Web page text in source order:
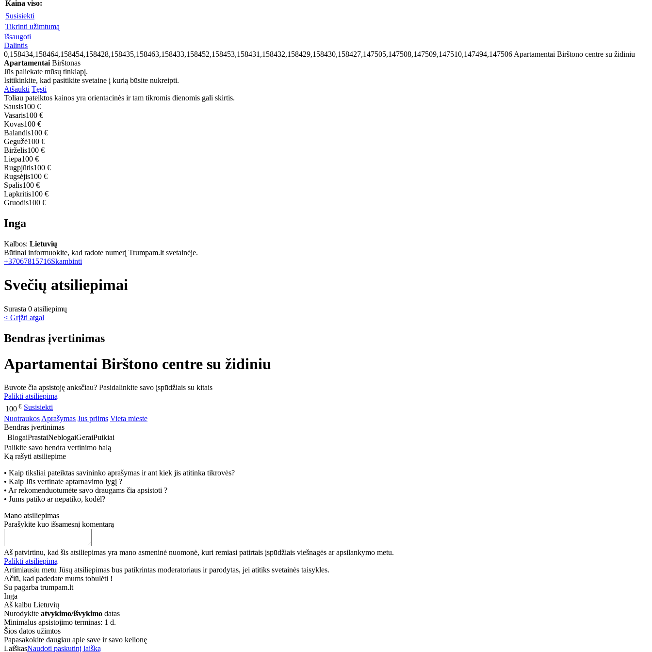
Kaina viso:
Susisiekti
Tikrinti užimtumą
Išsaugoti
Dalintis
0,158434,158464,158454,158428,158435,158463,158433,158452,158453,158431,158432,158429,158430,158427,147505,147508,147509,147510,147494,147506 Apartamentai Birštono centre su židiniu
Apartamentai Birštonas
Jūs paliekate mūsų tinklapį.
Isitikinkite, kad pasitikite svetaine į kurią būsite nukreipti.
Atšaukti Tęsti
Toliau pateiktos kainos yra orientacinės ir tam tikromis dienomis gali skirtis.
Sausis100 €
Vasaris100 €
Kovas100 €
Balandis100 €
Gegužė100 €
Birželis100 €
Liepa100 €
Rugpjūtis100 €
Rugsėjis100 €
Spalis100 €
Lapkritis100 €
Gruodis100 €
Inga
Kalbos: Lietuvių
Būtinai informuokite, kad radote numerį Trumpam.lt svetainėje.
+37067815716Skambinti
Svečių atsiliepimai
Surasta 0 atsiliepimų
< Grįžti atgal
Bendras įvertinimas
Apartamentai Birštono centre su židiniu
Buvote čia apsistoję anksčiau? Pasidalinkite savo įspūdžiais su kitais
Palikti atsiliepimą
100 € Susisiekti
NuotraukosAprašymas Jus priims Vieta mieste
Bendras įvertinimas
BlogaiPrastaiNeblogaiGeraiPuikiai
Palikite savo bendra vertinimo balą
Ką rašyti atsiliepime
• Kaip tiksliai pateiktas savininko aprašymas ir ant kiek jis atitinka tikrovės?
• Kaip Jūs vertinate aptarnavimo lygį ?
• Ar rekomenduotumėte savo draugams čia apsistoti ?
• Jums patiko ar nepatiko, kodėl?
Mano atsiliepimas
Parašykite kuo išsamesnį komentarą
Aš patvirtinu, kad šis atsiliepimas yra mano asmeninė nuomonė, kuri remiasi patirtais įspūdžiais viešnagės ar apsilankymo metu.
Palikti atsiliepimą
Artimiausiu metu Jūsų atsiliepimas bus patikrintas moderatoriaus ir parodytas, jei atitiks svetainės taisykles.
Ačiū, kad padedate mums tobulėti !
Su pagarba trumpam.lt
Inga
Aš kalbu Lietuvių
Nurodykite atvykimo/išvykimo datas
Minimalus apsistojimo terminas: 1 d.
Šios datos užimtos
Papasakokite daugiau apie save ir savo kelionę
LaiškasNaudoti paskutinį laišką